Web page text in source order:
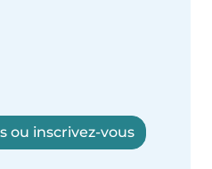
ou inscrivez-vous